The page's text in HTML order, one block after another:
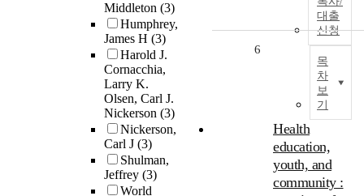
Middleton (3)
Humphrey,
James H (3)
Harold J.
Cornacchia,
Larry K.
Olsen, Carl J.
Nickerson (3)
Nickerson,
Carl J (3)
Shulman,
Jeffrey (3)
World
대출
신청
목
차
보
기
6
Health
education,
youth, and
community :